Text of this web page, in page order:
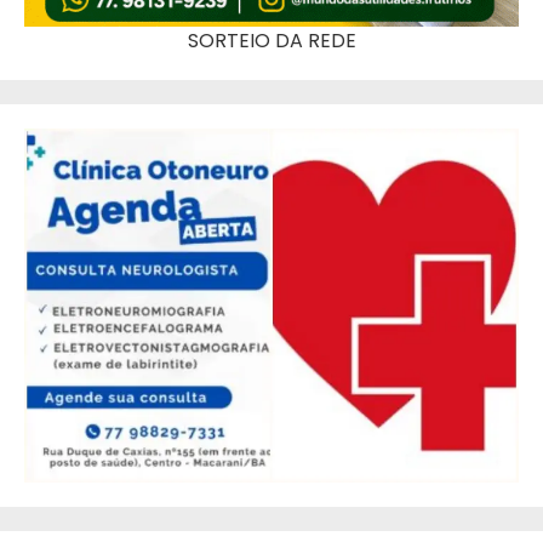
SORTEIO DA REDE